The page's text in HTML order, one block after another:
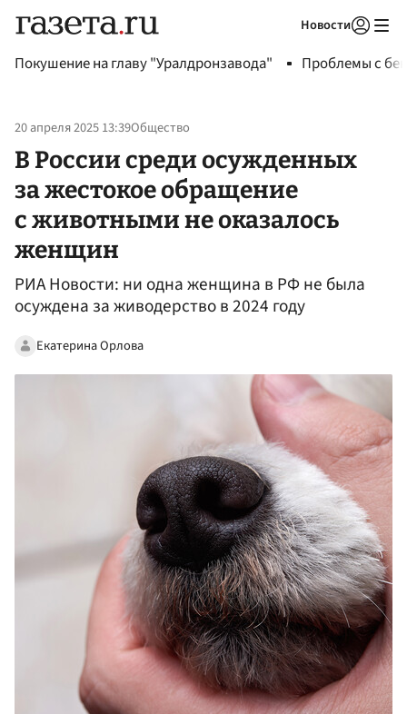
Новости
Покушение на главу "Уралдронзавода" Проблемы с
20 апреля 2025 13:39Общество
В России среди осужденных
за жестокое обращение
с животными не оказалось
женщин
РИА Новости: ни одна женщина в РФ не была
осуждена за живодерство в 2024 году
Екатерина Орлова